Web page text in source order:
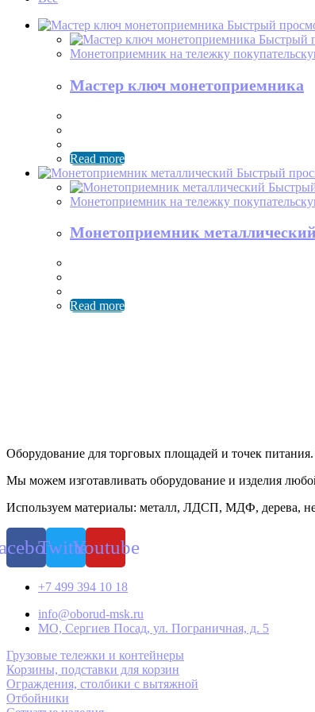
Быстрый
Быстрый
Монетоприемник на тележку
Мастер ключ монетоприемника
Read more
Быстрый
Монетоприемник на тележку
Монетоприемник металлический
Read more
Оборудование для торговых площадей и точек
Мы можем изготавливать оборудование и изделия
Используем материалы: металл, ЛДСП, МДФ, дерева,
TwitterYoutube
+7 499 394 10 18
info@oborud-msk.ru
МО, Сергиев Посад, ул. Пограничная, д. 5
Грузовые тележки и контейнеры
Корзины, подставки для корзин
Ограждения, столбики с вытяжной
Отбойники